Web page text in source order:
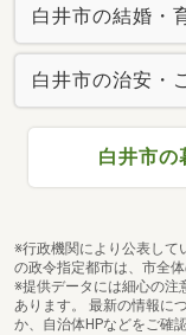
白井市の結婚・
白井市の治安・
白井市の
※行政機関により公表して
の政令指定都市は、市全
※提供データには細心の注
あります。 最新の情報に
か、自治体HPなどをご確